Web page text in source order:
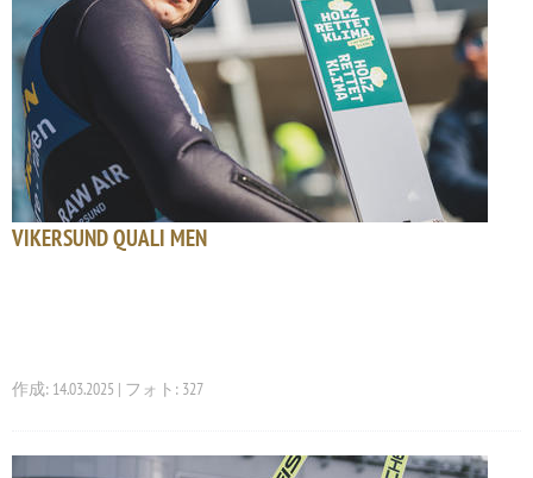
VIKERSUND QUALI MEN
作成: 14.03.2025 | フォト: 327